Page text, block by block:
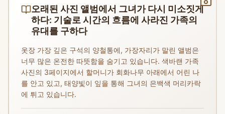
오래된 사진 앨범에서 그녀가 다시 미소짓게
하다: 기술로 시간의 흐름에 사라진 가족의
유대를 구하다
옷장 가장 깊은 구석의 양철통에, 가장자리가 말린 앨범은
너무 많은 온전한 따뜻함을 숨기고 있습니다. 색바랜 가족
사진의 3페이지에서 할머니가 회화나무 아래에서 어린 나
를 안고 있고, 태양빛이 잎을 통해 그녀의 은백색 머리카락
에 튀고 있습니다.